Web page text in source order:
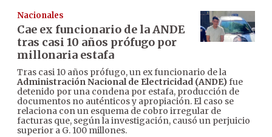
Nacionales
Cae ex funcionario de la ANDE
tras casi 10 años prófugo por
millonaria estafa
Tras casi 10 años prófugo, un ex funcionario de la
Administración Nacional de Electricidad (ANDE)fue
detenido por una condena por estafa, producción de
documentos no auténticos y apropiación. El caso se
relaciona con un esquema de cobro irregular de
facturas que, según la investigación, causó un perjuicio
superior a G. 100 millones.